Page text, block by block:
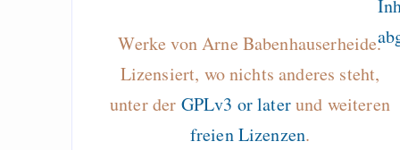
Werke von Arne Babenhauserheide.
Lizensiert, wo nichts anderes steht,
unter der GPLv3 or laterund weiteren
freien Lizenzen.
PIPA, … freenet
a good idea after
A complete
branching strategy